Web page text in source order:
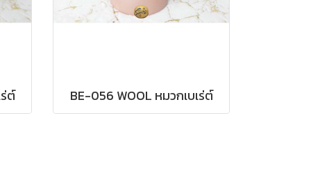
ต์ BE-056 WOOL หมวกเบเร่ต์